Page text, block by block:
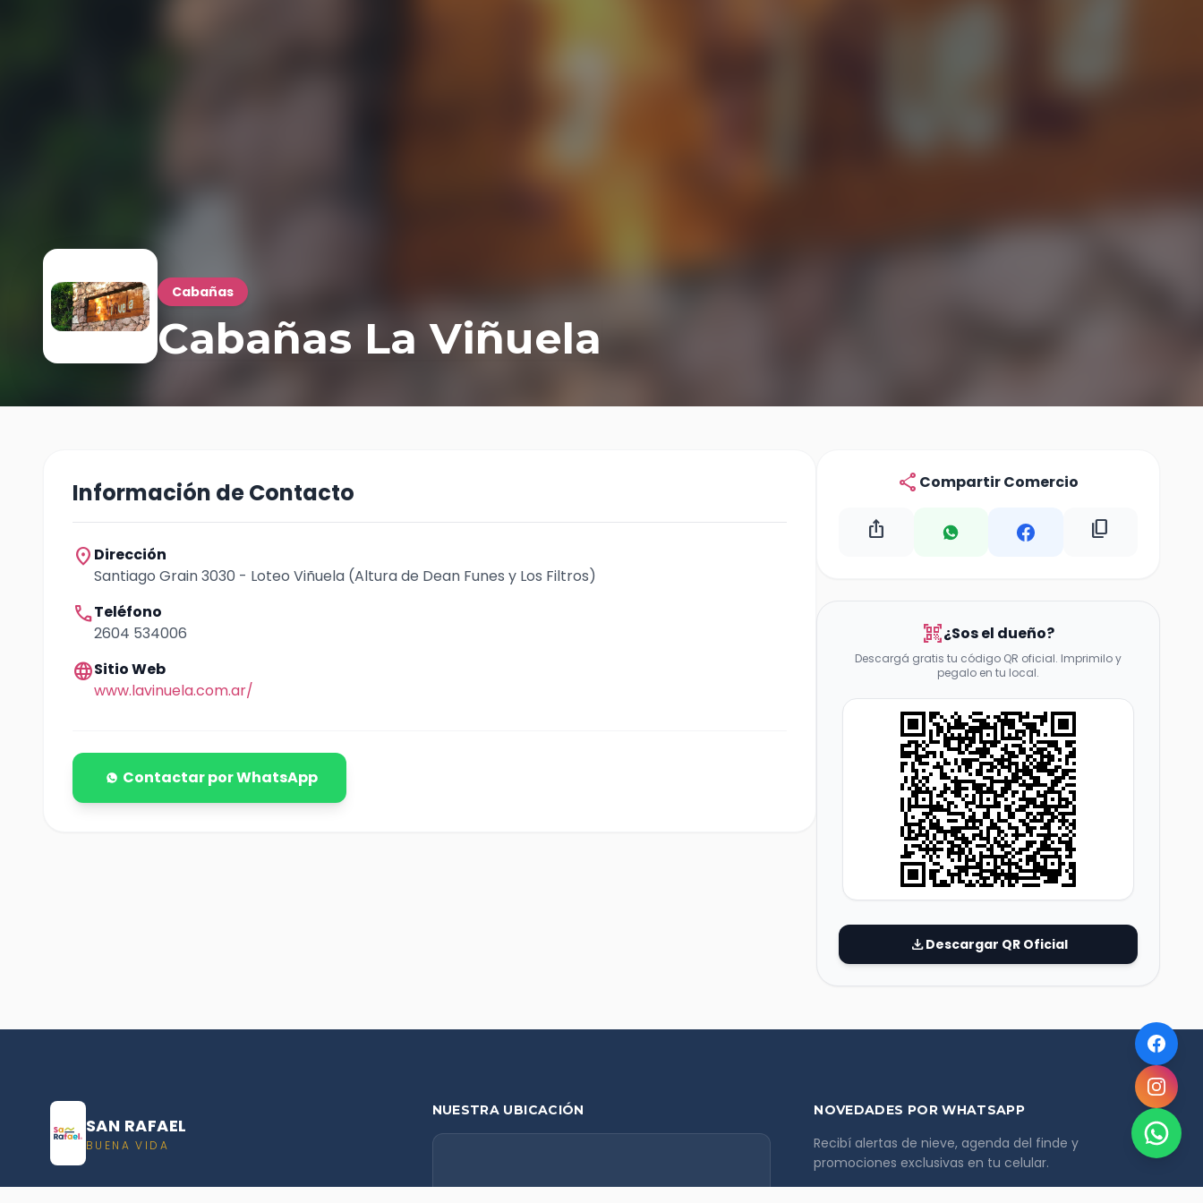
Cabañas
Cabañas La Viñuela
Información de Contacto
location_on Dirección
Santiago Grain 3030 - Loteo Viñuela (Altura de Dean Funes y Los Filtros)
callTeléfono
2604 534006
languageSitio Web
www.lavinuela.com.ar/
Contactar por WhatsApp
share Compartir Comercio
ios_share content_copy
qr_code_scanner¿Sos el dueño?
Descargá gratis tu código QR oficial. Imprimilo y
pegalo en tu local.
downloadDescargar QR Oficial
SAN RAFAEL
BUENA VIDA
NUESTRA UBICACIÓN NOVEDADES POR WHATSAPP
Recibí alertas de nieve, agenda del finde y
promociones exclusivas en tu celular.